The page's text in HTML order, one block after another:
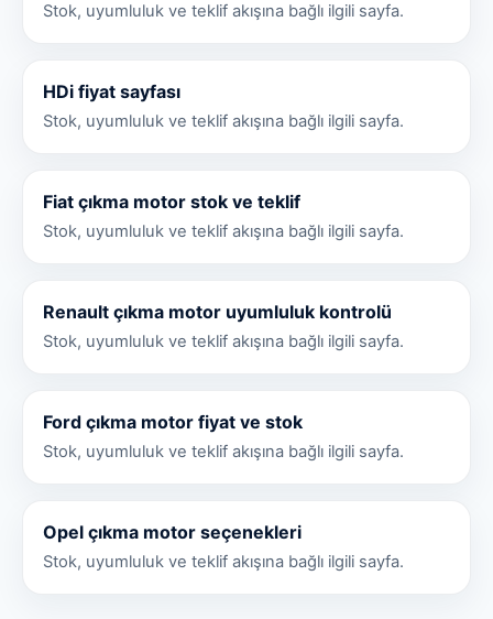
Stok, uyumluluk ve teklif akışına bağlı ilgili sayfa.
HDi fiyat sayfası
Stok, uyumluluk ve teklif akışına bağlı ilgili sayfa.
Fiat çıkma motor stok ve teklif
Stok, uyumluluk ve teklif akışına bağlı ilgili sayfa.
Renault çıkma motor uyumluluk kontrolü
Stok, uyumluluk ve teklif akışına bağlı ilgili sayfa.
Ford çıkma motor fiyat ve stok
Stok, uyumluluk ve teklif akışına bağlı ilgili sayfa.
Opel çıkma motor seçenekleri
Stok, uyumluluk ve teklif akışına bağlı ilgili sayfa.